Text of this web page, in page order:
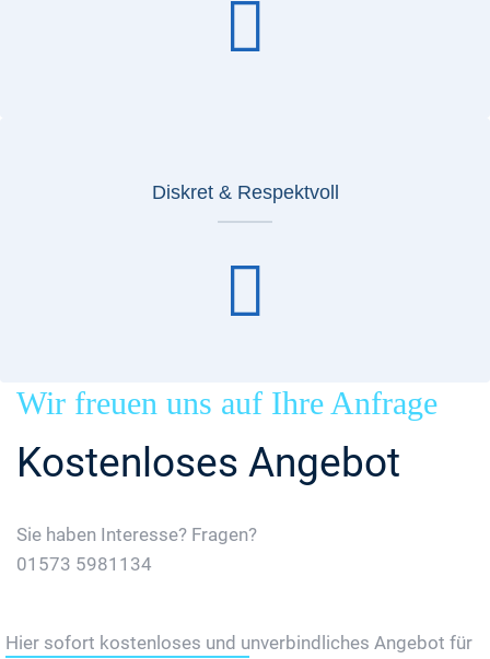
Diskret & Respektvoll
Wir freuen uns auf Ihre Anfrage
Kostenloses Angebot
Sie haben Interesse? Fragen?
01573 5981134
Hier sofort kostenloses und unverbindliches Angebot für